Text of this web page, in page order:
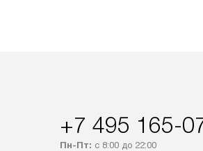
+7 495 165-
Пн-Пт: с 8:00 до 22:00